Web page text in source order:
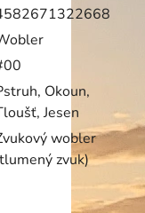
Okoun,
Jesen
wobler
zvuk)